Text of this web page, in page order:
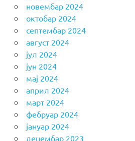
новембар 2024
октобар 2024
септембар 2024
август 2024
јул 2024
јун 2024
мај 2024
април 2024
март 2024
фебруар 2024
јануар 2024
децембар 2023